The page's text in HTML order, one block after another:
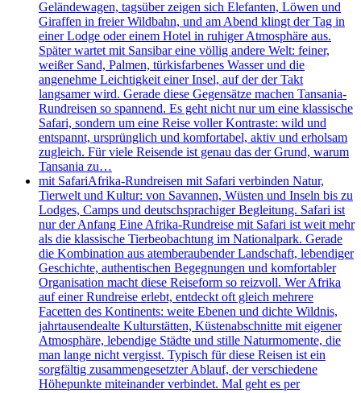
Geländewagen, tagsüber zeigen sich Elefanten, Löwen und
Giraffen in freier Wildbahn, und am Abend klingt der Tag in
einer Lodge oder einem Hotel in ruhiger Atmosphäre aus.
Später wartet mit Sansibar eine völlig andere Welt: feiner,
weißer Sand, Palmen, türkisfarbenes Wasser und die
angenehme Leichtigkeit einer Insel, auf der der Takt
langsamer wird. Gerade diese Gegensätze machen Tansania-
Rundreisen so spannend. Es geht nicht nur um eine klassische
Safari, sondern um eine Reise voller Kontraste: wild und
entspannt, ursprünglich und komfortabel, aktiv und erholsam
zugleich. Für viele Reisende ist genau das der Grund, warum
Tansania zu…
mit SafariAfrika-Rundreisen mit Safari verbinden Natur,
Tierwelt und Kultur: von Savannen, Wüsten und Inseln bis zu
Lodges, Camps und deutschsprachiger Begleitung. Safari ist
nur der Anfang Eine Afrika-Rundreise mit Safari ist weit mehr
als die klassische Tierbeobachtung im Nationalpark. Gerade
die Kombination aus atemberaubender Landschaft, lebendiger
Geschichte, authentischen Begegnungen und komfortabler
Organisation macht diese Reiseform so reizvoll. Wer Afrika
auf einer Rundreise erlebt, entdeckt oft gleich mehrere
Facetten des Kontinents: weite Ebenen und dichte Wildnis,
jahrtausendealte Kulturstätten, Küstenabschnitte mit eigener
Atmosphäre, lebendige Städte und stille Naturmomente, die
man lange nicht vergisst. Typisch für diese Reisen ist ein
sorgfältig zusammengesetzter Ablauf, der verschiedene
Höhepunkte miteinander verbindet. Mal geht es per